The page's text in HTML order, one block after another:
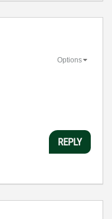
Options
REPLY